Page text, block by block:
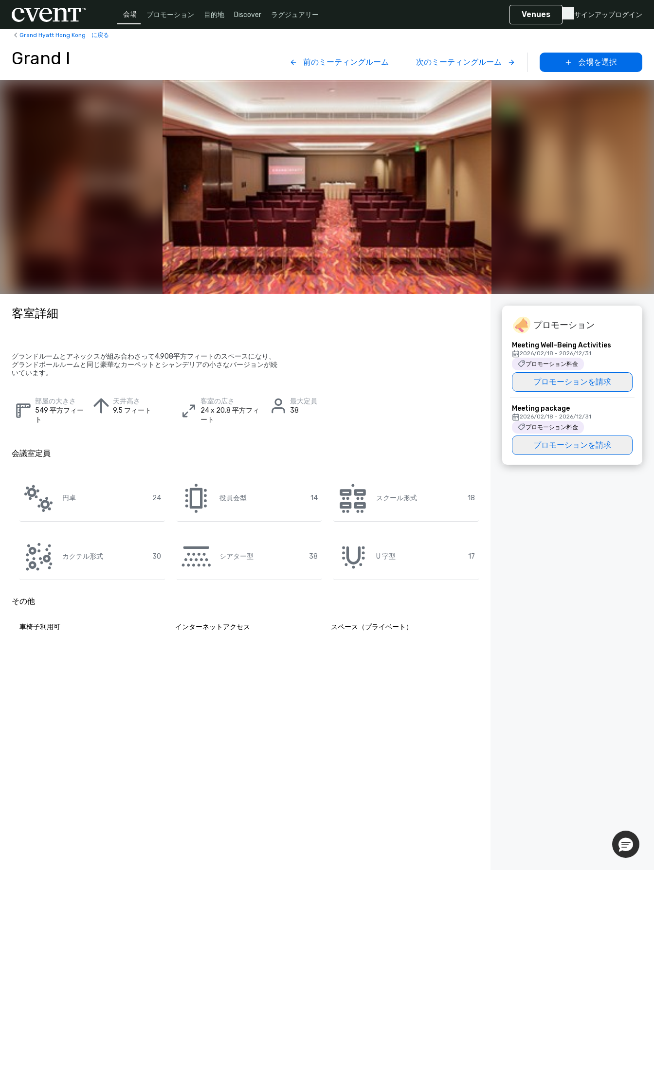
会場 プロモーション 目的地 Discover ラグジュアリー Venues サインアップログイン
Grand Hyatt Hong Kong に戻る
Grand I 前のミーティングルーム 次のミーティングルーム 会場を選択
客室詳細
グランドルームとアネックスが組み合わさって4,908平方フィートのスペースになり、
グランドボールルームと同じ豪華なカーペットとシャンデリアの小さなバージョンが続
いています。
部屋の大きさ
549 平方フィー
ト
天井高さ
9.5 フィート
客室の広さ
24 x 20.8 平方フィ
ート
最大定員
38
会議室定員
円卓 24 役員会型 14 スクール形式 18
カクテル形式 30 シアター型 38 U 字型 17
その他
車椅子利用可 インターネットアクセス スペース（プライベート）
プロモーション
Meeting Well-Being Activities
2026/02/18 - 2026/12/31
プロモーション料金
プロモーションを請求
Meeting package
2026/02/18 - 2026/12/31
プロモーション料金
プロモーションを請求